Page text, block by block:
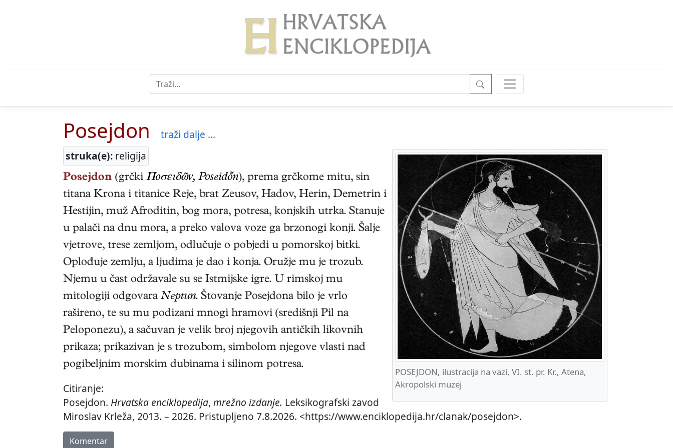
Posejdon
traži dalje ...
struka(e): religija
POSEJDON, ilustracija na vazi, VI. st. pr. Kr., Atena,
Akropolski muzej
Posejdon (grčki Пοσειδῶν, Poseidn), prema grčkome mitu, sin
titana Krona i titanice Reje, brat Zeusov, Hadov, Herin, Demetrin i
Hestijin, muž Afroditin, bog mora, potresa, konjskih utrka. Stanuje
u palači na dnu mora, a preko valova voze ga brzonogi konji. Šalje
vjetrove, trese zemljom, odlučuje o pobjedi u pomorskoj bitki.
Oplođuje zemlju, a ljudima je dao i konja. Oružje mu je trozub.
Njemu u čast održavale su se Istmijske igre. U rimskoj mu
mitologiji odgovara Neptun. Štovanje Posejdona bilo je vrlo
rašireno, te su mu podizani mnogi hramovi (središnji Pil na
Peloponezu), a sačuvan je velik broj njegovih antičkih likovnih
prikaza; prikazivan je s trozubom, simbolom njegove vlasti nad
pogibeljnim morskim dubinama i silinom potresa.
Citiranje:
Posejdon. Hrvatska enciklopedija, mrežno izdanje. Leksikografski zavod
Miroslav Krleža, 2013. – 2026. Pristupljeno 7.8.2026. <https://www.enciklopedija.hr/clanak/posejdon>.
Komentar